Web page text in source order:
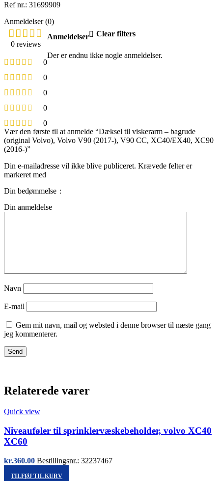
Ref nr.: 31699909
Anmeldelser (0)
0 reviews
0
0
0
0
0
Anmeldelser Clear filters
Der er endnu ikke nogle anmeldelser.
Vær den første til at anmelde “Dæksel til viskerarm – bagrude
(original Volvo), Volvo V90 (2017-), V90 CC, XC40/EX40, XC90
(2016-)”
Din e-mailadresse vil ikke blive publiceret. Krævede felter er
markeret med
Din bedømmelse
Din anmeldelse
Navn
E-mail
Gem mit navn, mail og websted i denne browser til næste gang
jeg kommenterer.
Relaterede varer
Quick view
Niveauføler til sprinklervæskebeholder, volvo XC40
XC60
kr.360.00 Bestillingsnr.: 32237467
TILFØJ TIL KURV